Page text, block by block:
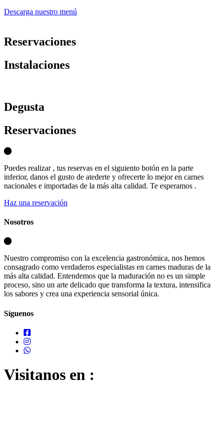
Descarga nuestro menú
Reservaciones
Instalaciones
Degusta
Reservaciones
Puedes realizar , tus reservas en el siguiento botón en la parte
inferior, danos el gusto de atederte y ofrecerte lo mejor en carnes
nacionales e importadas de la más alta calidad. Te esperamos .
Haz una reservación
Nosotros
Nuestro compromiso con la excelencia gastronómica, nos hemos
consagrado como verdaderos especialistas en carnes maduras de la
más alta calidad. Entendemos que la maduración no es un simple
proceso, sino un arte delicado que transforma la textura, intensifica
los sabores y crea una experiencia sensorial única.
Síguenos
Visitanos en :